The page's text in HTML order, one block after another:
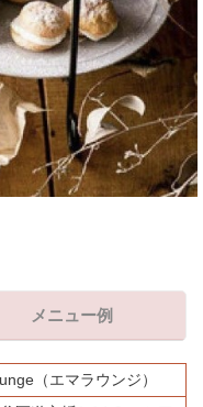
メニュー例
（エマラウンジ）